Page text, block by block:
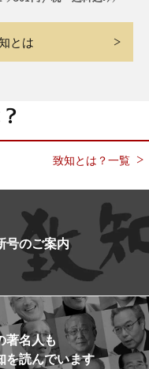
とは
致知とは？一覧
号のご案内
著名人も
を読んでいます